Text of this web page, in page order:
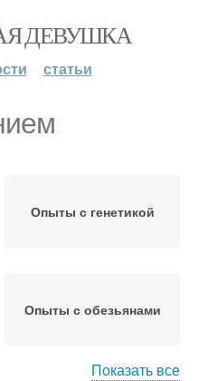
ДЕВУШКА
статьи
Опыты с генетикой
Опыты с обезьянами
Показать все